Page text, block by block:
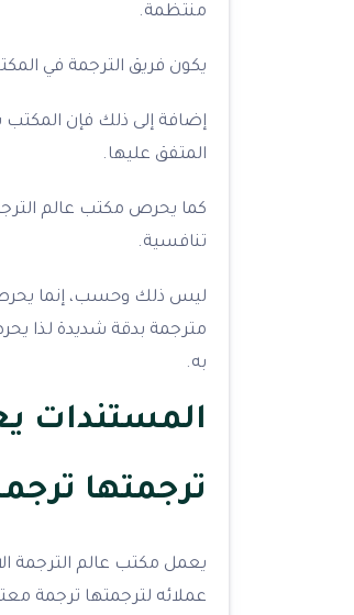
منتظمة.
يكون فريق الترجمة في
إضافة إلى ذلك فإن المكتب
المتفق عليها.
كما يحرص مكتب عالم
تنافسية.
ليس ذلك وحسب، إنما
مترجمة بدقة شديدة لذا
به.
المستندات
ترجمتها
يعمل مكتب عالم الترجمة
عملائه لترجمتها ترجمة